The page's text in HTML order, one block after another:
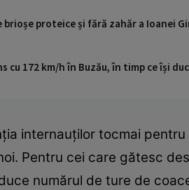
brioșe proteice și fără zahăr a Ioanei
cu 172 km/h în Buzău, în timp ce își
internauților tocmai
Pentru cei care gătesc
numărul de ture de